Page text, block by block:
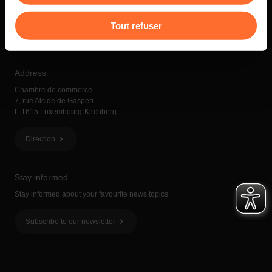
Pour de plus amples informations sur la manière dont
nous utilisons lescookies et sommes amenés à traiter
vos données personnelles, vous pouvez consulter notre
protection des données personnelles
Tout refuser
Stay informed
Stay informed about your favourite news topics.
Subscribe to our newsletter
Address
Chambre de commerce
7, rue Alcide de Gasperi
L-1615 Luxembourg-Kirchberg
Direction